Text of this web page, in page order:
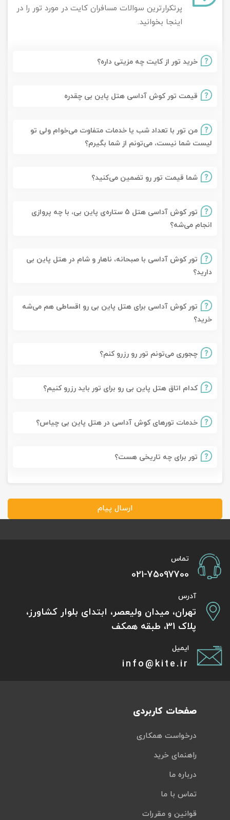
پرتکرارترین سوالات مسافران کایت در مورد تور را در
اینجا بخوانید.
من تور با تعداد شب یا خدمات متفاوت می‌خوام ولی تو
لیست شما نیست، می‌تونم از شما بگیرم؟
تور کوش آداسی هتل 5 ستاره‌ی پاین بی، با چه پروازی
انجام می‌شه؟
تور کوش آداسی با صبحانه، ناهار و شام در هتل پاین بی
دارید؟
تور کوش آداسی برای هتل پاین بی رو اقساطی هم می‌شه
خرید؟
کدام اتاق هتل پاین بی رو برای تور باید رزرو کنیم؟
ارسال پیام
تماس
021-75097700
آدرس
تهران، میدان ولیعصر، ابتدای بلوار کشاورز،
پلاک 31، طبقه همکف
ایمیل
info@kite.ir
صفحات کاربردی
درخواست همکاری
راهنمای خرید
درباره ما
تماس با ما
قوانین و مقررات